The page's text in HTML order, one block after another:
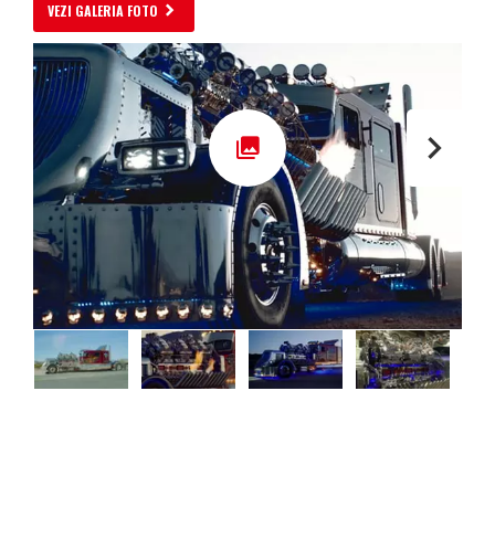
VEZI GALERIA FOTO